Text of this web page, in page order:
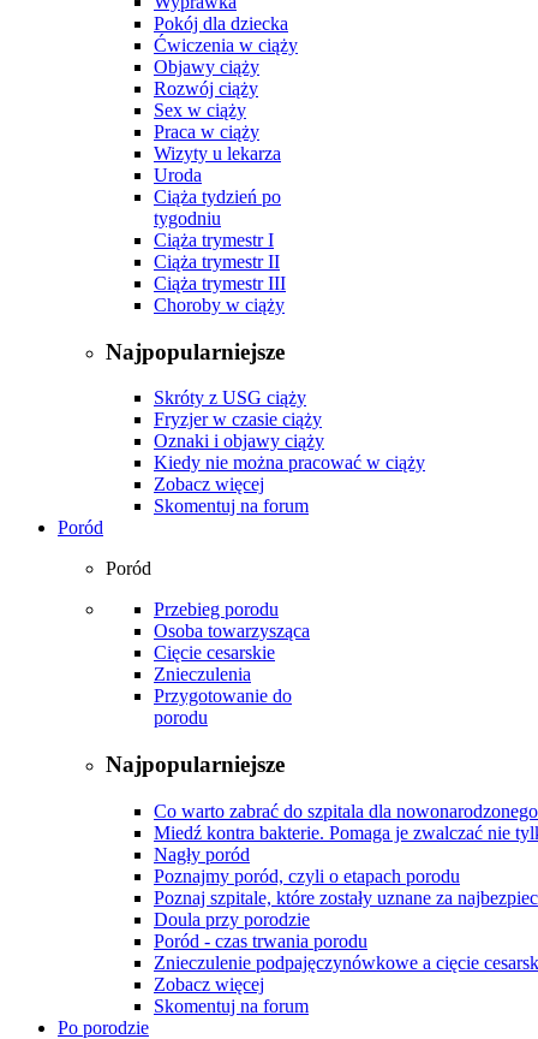
Pokój dla dziecka
Ćwiczenia w ciąży
Objawy ciąży
Rozwój ciąży
Sex w ciąży
Praca w ciąży
Wizyty u lekarza
Uroda
Ciąża tydzień po
tygodniu
Ciąża trymestr I
Ciąża trymestr II
Ciąża trymestr III
Choroby w ciąży
Najpopularniejsze
Skróty z USG ciąży
Fryzjer w czasie ciąży
Oznaki i objawy ciąży
Kiedy nie można pracować w ciąży
Zobacz więcej
Skomentuj na forum
Poród
Poród
Przebieg porodu
Osoba towarzysząca
Cięcie cesarskie
Znieczulenia
Przygotowanie do
porodu
Najpopularniejsze
Co warto zabrać do szpitala dla
Miedź kontra bakterie. Pomaga je zwalczać nie
Nagły poród
Poznajmy poród, czyli o etapach porodu
Poznaj szpitale, które zostały uznane za
Doula przy porodzie
Poród - czas trwania porodu
Znieczulenie podpajęczynówkowe a cięcie
Zobacz więcej
Skomentuj na forum
Po porodzie